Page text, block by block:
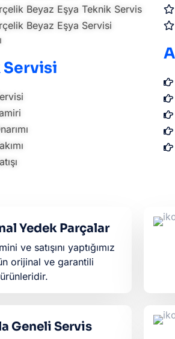
Beyaz Eşya Teknik Servis
Beyaz Eşya Servisi
Yedek Parçalar
ve satışını yaptığımız
orijinal ve garantili
Geneli Servis